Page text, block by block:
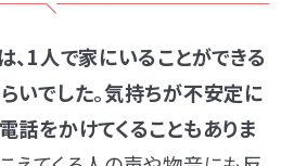
、1人で家にいることができる
いでした。気持ちが不安定に
話をかけてくることもありま